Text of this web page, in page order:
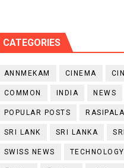
CATEGORIES
ANNMEKAM CINEMA
COMMON INDIA NEWS
POPULAR POSTS
SRI LANK SRI LANKA
SWISS NEWS TECHNOLOGY